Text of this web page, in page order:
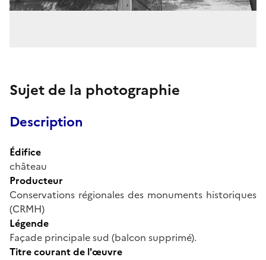
Sujet de la photographie
Description
Édifice
château
Producteur
Conservations régionales des monuments historiques
(CRMH)
Légende
Façade principale sud (balcon supprimé).
Titre courant de l'œuvre